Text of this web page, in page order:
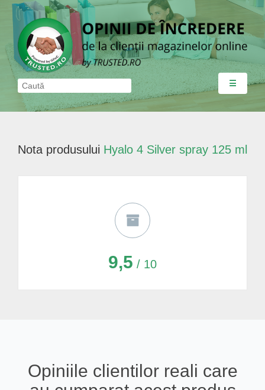
☰
Nota produsului Hyalo 4 Silver spray 125 ml
9,5 / 10
Opiniile clientilor reali care